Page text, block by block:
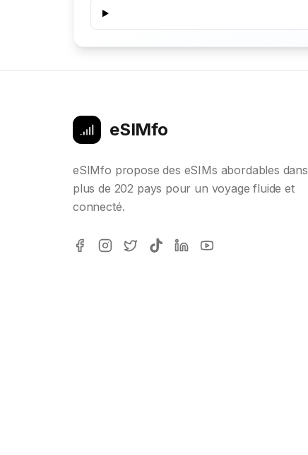
eSIMfo
eSIMfo propose des eSIMs abordables dans
plus de 202 pays pour un voyage fluide et
connecté.